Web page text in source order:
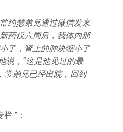
约瑟弟兄通过微信发来
药仅六周后，我体内那
了，肾上的肿块缩小了
说，“这是他见过的最
常弟兄已经出院，回到
”：